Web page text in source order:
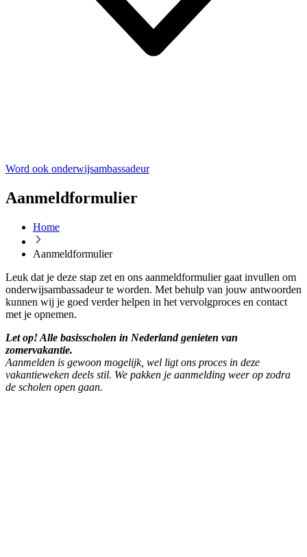
Word ook onderwijsambassadeur
Aanmeldformulier
Home
Aanmeldformulier
Leuk dat je deze stap zet en ons aanmeldformulier gaat invullen om
onderwijsambassadeur te worden. Met behulp van jouw antwoorden
kunnen wij je goed verder helpen in het vervolgproces en contact
met je opnemen.
Let op! Alle basisscholen in Nederland genieten van
zomervakantie.
Aanmelden is gewoon mogelijk, wel ligt ons proces in deze
vakantieweken deels stil. We pakken je aanmelding weer op zodra
de scholen open gaan.